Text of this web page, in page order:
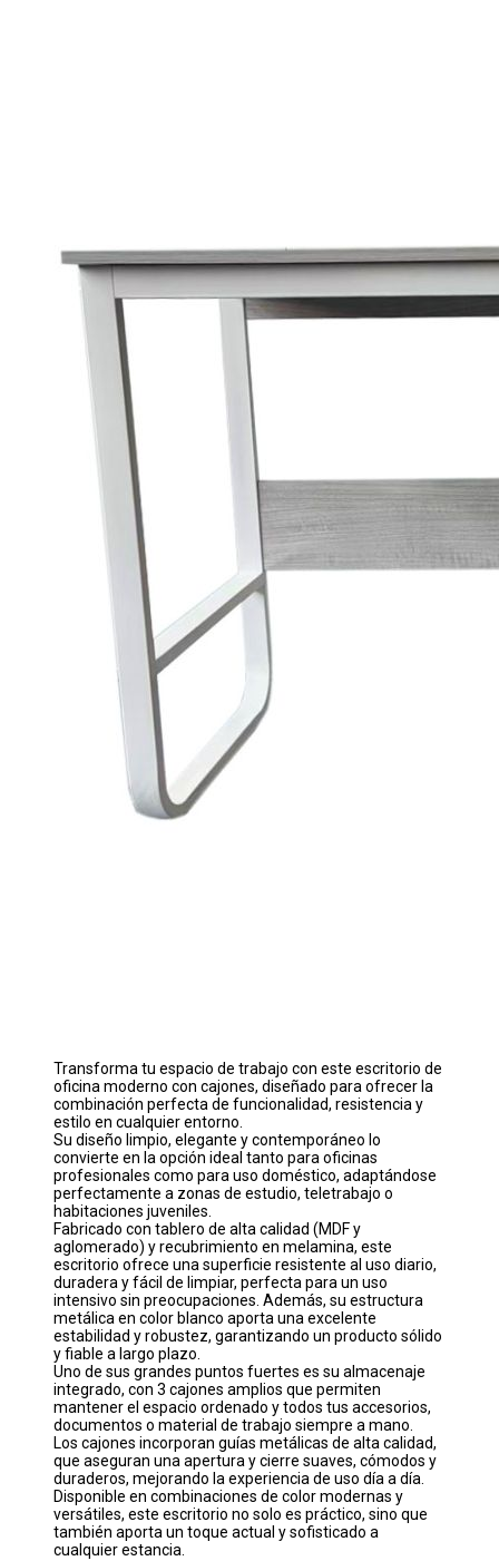
Transforma tu espacio de trabajo con este escritorio de
oficina moderno con cajones, diseñado para ofrecer la
combinación perfecta de funcionalidad, resistencia y
estilo en cualquier entorno.
Su diseño limpio, elegante y contemporáneo lo
convierte en la opción ideal tanto para oficinas
profesionales como para uso doméstico, adaptándose
perfectamente a zonas de estudio, teletrabajo o
habitaciones juveniles.
Fabricado con tablero de alta calidad (MDF y
aglomerado) y recubrimiento en melamina, este
escritorio ofrece una superficie resistente al uso diario,
duradera y fácil de limpiar, perfecta para un uso
intensivo sin preocupaciones. Además, su estructura
metálica en color blanco aporta una excelente
estabilidad y robustez, garantizando un producto sólido
y fiable a largo plazo.
Uno de sus grandes puntos fuertes es su almacenaje
integrado, con 3 cajones amplios que permiten
mantener el espacio ordenado y todos tus accesorios,
documentos o material de trabajo siempre a mano.
Los cajones incorporan guías metálicas de alta calidad,
que aseguran una apertura y cierre suaves, cómodos y
duraderos, mejorando la experiencia de uso día a día.
Disponible en combinaciones de color modernas y
versátiles, este escritorio no solo es práctico, sino que
también aporta un toque actual y sofisticado a
cualquier estancia.